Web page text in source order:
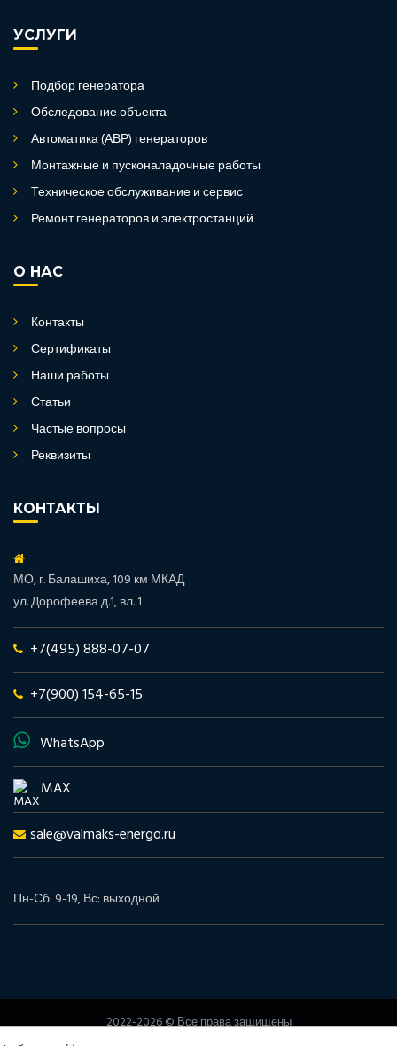
УСЛУГИ
Подбор генератора
Обследование объекта
Автоматика (АВР) генераторов
Монтажные и пусконаладочные работы
Техническое обслуживание и сервис
Ремонт генераторов и электростанций
О НАС
Контакты
Сертификаты
Наши работы
Статьи
Частые вопросы
Реквизиты
КОНТАКТЫ
МО, г. Балашиха, 109 км МКАД
ул. Дорофеева д.1, вл. 1
+7(495) 888-07-07
+7(900) 154-65-15
WhatsApp
MAX
sale@valmaks-energo.ru
Пн-Сб: 9-19, Вс: выходной
2022-2026 © Все права защищены